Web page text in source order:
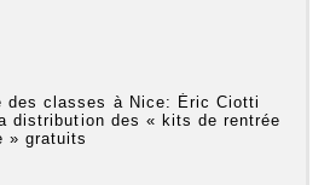
des classes à Nice: Éric Ciotti
distribution des « kits de rentrée
» gratuits